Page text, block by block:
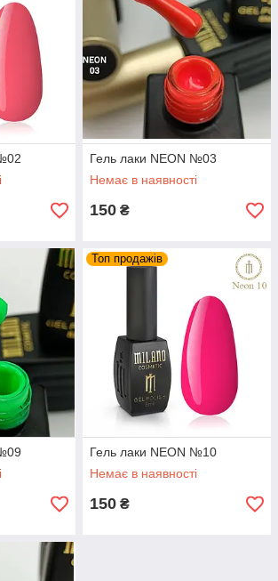
Гель лаки NEON №03
Немає в наявності
150 ₴
Топ продажів
Гель лаки NEON №10
Немає в наявності
150 ₴